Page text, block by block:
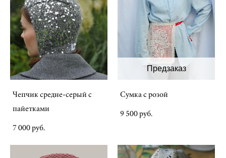
Чепчик средне-серый с
пайетками
7 000 pуб.
Предзаказ
Сумка с розой
9 500 pуб.